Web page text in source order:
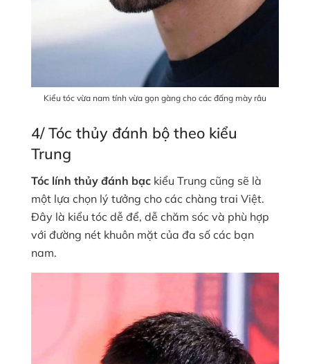
Kiểu tóc vừa nam tính vừa gọn gàng cho các đấng mày râu
4/ Tóc thủy đánh bộ theo kiểu
Trung
Tóc lính thủy đánh bạc kiểu Trung cũng sẽ là
một lựa chọn lý tưởng cho các chàng trai Việt.
Đây là kiểu tóc dễ để, dễ chăm sóc và phù hợp
với đường nét khuôn mặt của đa số các bạn
nam.